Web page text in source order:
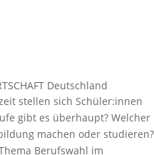
Deutschland
stellen sich Schüler:innen
gibt es überhaupt? Welcher
machen oder studieren?
Berufswahl im